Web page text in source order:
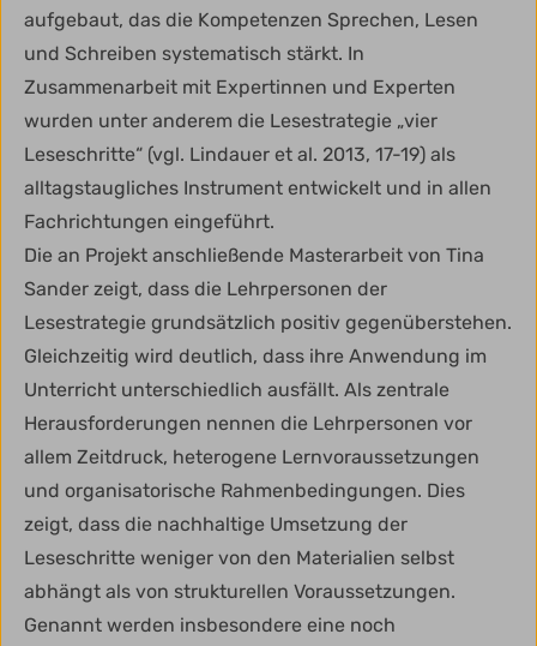
aufgebaut, das die Kompetenzen Sprechen, Lesen
und Schreiben systematisch stärkt. In
Zusammenarbeit mit Expertinnen und Experten
wurden unter anderem die Lesestrategie „vier
Leseschritte“ (vgl. Lindauer et al. 2013, 17-19) als
alltagstaugliches Instrument entwickelt und in allen
Fachrichtungen eingeführt.
Die an Projekt anschließende Masterarbeit von Tina
Sander zeigt, dass die Lehrpersonen der
Lesestrategie grundsätzlich positiv gegenüberstehen.
Gleichzeitig wird deutlich, dass ihre Anwendung im
Unterricht unterschiedlich ausfällt. Als zentrale
Herausforderungen nennen die Lehrpersonen vor
allem Zeitdruck, heterogene Lernvoraussetzungen
und organisatorische Rahmenbedingungen. Dies
zeigt, dass die nachhaltige Umsetzung der
Leseschritte weniger von den Materialien selbst
abhängt als von strukturellen Voraussetzungen.
Genannt werden insbesondere eine noch